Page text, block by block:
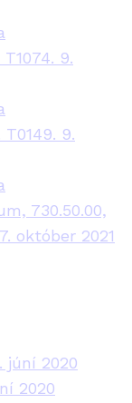
9.
9.
730.50.00,
október 2021
júní 2020
2020